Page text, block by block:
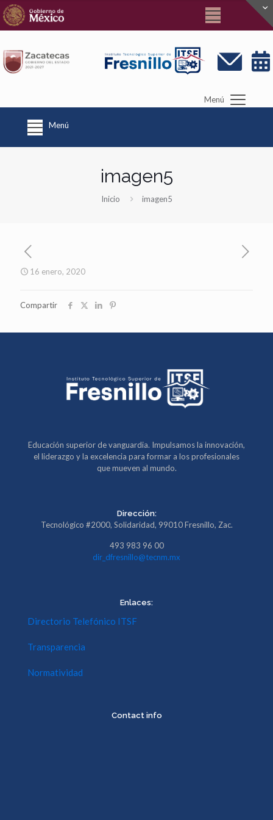
Menú
Menú
imagen5
Inicio imagen5
16 enero, 2020
Compartir
Educación superior de vanguardia. Impulsamos la innovación,
el liderazgo y la excelencia para formar a los profesionales
que mueven al mundo.
Dirección:
Tecnológico #2000, Solidaridad, 99010 Fresnillo, Zac.
493 983 96 00
dir_dfresnillo@tecnm.mx
Enlaces:
Directorio Telefónico ITSF
Transparencia
Normatividad
Contact info